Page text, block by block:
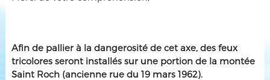
Afin de pallier à la dangerosité de cet axe, des feux
tricolores seront installés sur une portion de la montée
Saint Roch (ancienne rue du 19 mars 1962).